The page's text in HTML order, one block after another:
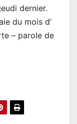
dernier.
du mois d’
– parole de